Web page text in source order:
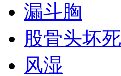
漏斗胸
股骨头坏死
风湿